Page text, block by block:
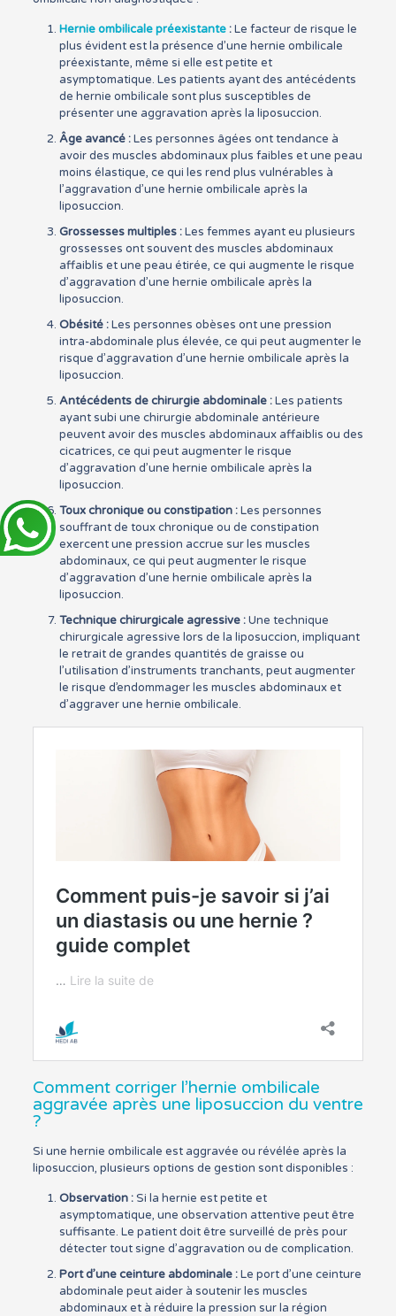
Hernie ombilicale préexistante:Le facteur de risque le
plus évident est la présence d’une hernie ombilicale
préexistante, même si elle est petite et
asymptomatique. Les patients ayant des antécédents
de hernie ombilicale sont plus susceptibles de
présenter une aggravation après la liposuccion.
Âge avancé :Les personnes âgées ont tendance à
avoir des muscles abdominaux plus faibles et une peau
moins élastique, ce qui les rend plus vulnérables à
l’aggravation d’une hernie ombilicale après la
liposuccion.
Grossesses multiples :Les femmes ayant eu plusieurs
grossesses ont souvent des muscles abdominaux
affaiblis et une peau étirée, ce qui augmente le risque
d’aggravation d’une hernie ombilicale après la
liposuccion.
Obésité :Les personnes obèses ont une pression
intra-abdominale plus élevée, ce qui peut augmenter le
risque d’aggravation d’une hernie ombilicale après la
liposuccion.
Antécédents de chirurgie abdominale :Les patients
ayant subi une chirurgie abdominale antérieure
peuvent avoir des muscles abdominaux affaiblis ou des
cicatrices, ce qui peut augmenter le risque
d’aggravation d’une hernie ombilicale après la
liposuccion.
Toux chronique ou constipation :Les personnes
souffrant de toux chronique ou de constipation
exercent une pression accrue sur les muscles
abdominaux, ce qui peut augmenter le risque
d’aggravation d’une hernie ombilicale après la
liposuccion.
Technique chirurgicale agressive :Une technique
chirurgicale agressive lors de la liposuccion, impliquant
le retrait de grandes quantités de graisse ou
l’utilisation d’instruments tranchants, peut augmenter
le risque d’endommager les muscles abdominaux et
d’aggraver une hernie ombilicale.
Comment corriger l’hernie ombilicale
aggravée après une liposuccion du ventre
?
Si une hernie ombilicale est aggravée ou révélée après la
liposuccion, plusieurs options de gestion sont disponibles :
Observation :Si la hernie est petite et
asymptomatique, une observation attentive peut être
suffisante. Le patient doit être surveillé de près pour
détecter tout signe d’aggravation ou de complication.
Port d’une ceinture abdominale :Le port d’une ceinture
abdominale peut aider à soutenir les muscles
abdominaux et à réduire la pression sur la région